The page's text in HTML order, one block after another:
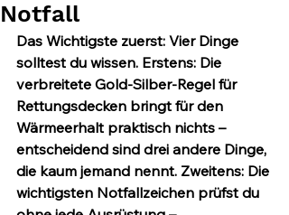
Notfall
Das Wichtigste zuerst: Vier Dinge
solltest du wissen. Erstens: Die
verbreitete Gold-Silber-Regel für
Rettungsdecken bringt für den
Wärmeerhalt praktisch nichts –
entscheidend sind drei andere Dinge,
die kaum jemand nennt. Zweitens: Die
wichtigsten Notfallzeichen prüfst du